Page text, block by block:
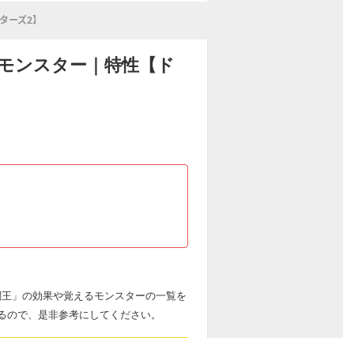
ズ2】
ンスター｜特性【ド
」の効果や覚えるモンスターの一覧を
で、是非参考にしてください。